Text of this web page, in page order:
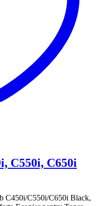
C550i, C650i
C450i/C550i/C650i Black,